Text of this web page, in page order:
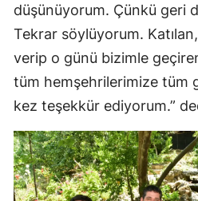
düşünüyorum. Çünkü geri
Tekrar söylüyorum.
verip o günü bizimle
tüm hemşehrilerimize tüm
kez teşekkür ediyorum.”